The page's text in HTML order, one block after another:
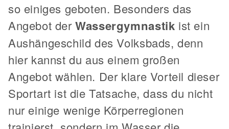
so einiges geboten. Besonders das
Angebot derWassergymnastik ist ein
Aushängeschild des Volksbads, denn
hier kannst du aus einem großen
Angebot wählen. Der klare Vorteil dieser
Sportart ist die Tatsache, dass du nicht
nur einige wenige Körperregionen